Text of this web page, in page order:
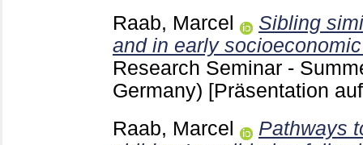
Raab, Marcel
Sibling
and in early
Research Seminar -
Germany) [Präsentation
Raab, Marcel
Pathways